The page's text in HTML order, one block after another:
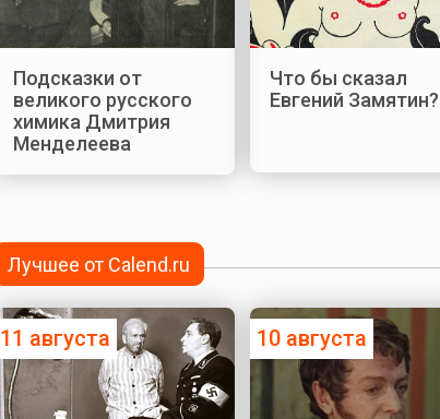
Подсказки от
великого русского
химика Дмитрия
Менделеева
Что бы сказал
Евгений Замятин?
Лучшее от Calend.ru
11 августа 10 августа